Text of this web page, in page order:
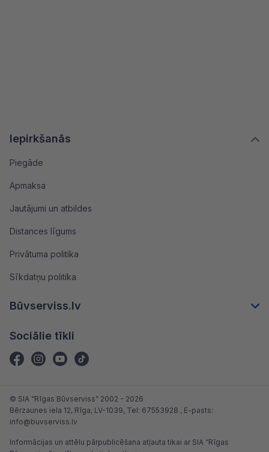
Iepirkšanās
Piegāde
Apmaksa
Jautājumi un atbildes
Distances līgums
Privātuma politika
Sīkdatņu politika
Būvserviss.lv
Sociālie tīkli
© SIA “Rīgas Būvserviss” 2002 - 2026
Bērzaunes iela 12, Rīga, LV-1039, Tel: 67553928 , E-pasts:
info@buvserviss.lv
Informācijas un attēlu pārpublicēšana atļauta tikai ar SIA “Rīgas